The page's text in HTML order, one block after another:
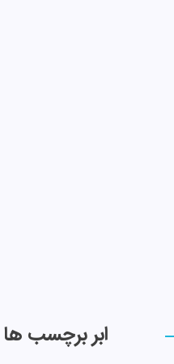
ابر برچسب ها